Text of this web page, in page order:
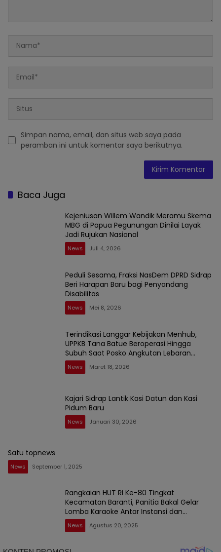
Simpan nama, email, dan situs web saya pada
peramban ini untuk komentar saya berikutnya.
Baca Juga
Kejeniusan Willem Wandik Meramu Skema
MBG di Papua Pegunungan Dinilai Layak
Jadi Rujukan Nasional
News Juli 4, 2026
Peduli Sesama, Fraksi NasDem DPRD Sidrap
Beri Harapan Baru bagi Penyandang
Disabilitas
News Mei 8, 2026
Terindikasi Langgar Kebijakan Menhub,
UPPKB Tana Batue Beroperasi Hingga
Subuh Saat Posko Angkutan Lebaran
Berlangsung
News Maret 18, 2026
Kajari Sidrap Lantik Kasi Datun dan Kasi
Pidum Baru
News Januari 30, 2026
Satu topnews
News September 1, 2025
Rangkaian HUT RI Ke-80 Tingkat
Kecamatan Baranti, Panitia Bakal Gelar
Lomba Karaoke Antar Instansi dan
Masyarakat
News Agustus 20, 2025